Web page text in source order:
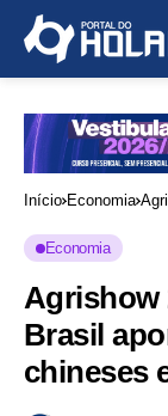
Início Economia
Economia
Agrishow
Brasil
chineses